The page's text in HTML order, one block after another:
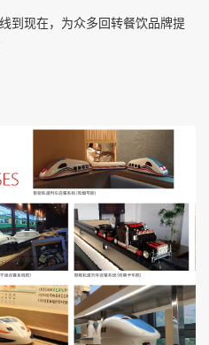
到现在，为众多回转餐饮品牌提